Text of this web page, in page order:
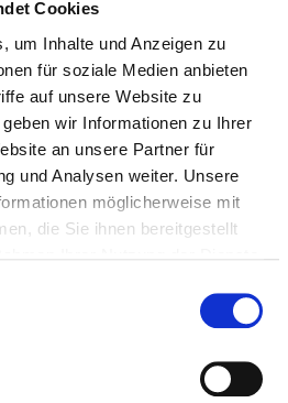
Cookies
um Inhalte und Anzeigen zu
für soziale Medien anbieten
auf unsere Website zu
wir Informationen zu Ihrer
an unsere Partner für
und Analysen weiter. Unsere
möglicherweise mit
die Sie ihnen bereitgestellt
pruem.de
der Allgemein-